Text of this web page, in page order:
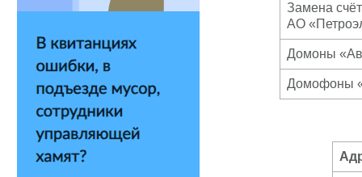
Замена
АО
Домоны
Домофоны